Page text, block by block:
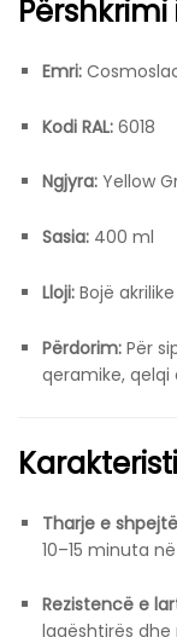
Emri:
Kodi RAL: 6018
Ngjyra: Yellow
Sasia: 400 ml
Lloji: Bojë
Përdorim: Për
qeramike, qelqi
Tharje e
10–15 minuta
Rezistencë e
lagështirës dhe